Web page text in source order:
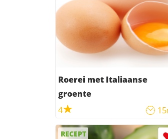
Roerei met Italiaanse
groente
4
RECEPT